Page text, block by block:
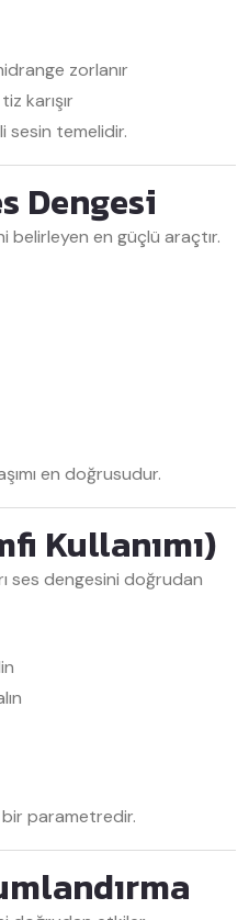
zorlanır
karışır
sesin temelidir.
Dengesi
belirleyen en güçlü araçtır.
en doğrusudur.
Kullanımı)
ses dengesini doğrudan
parametredir.